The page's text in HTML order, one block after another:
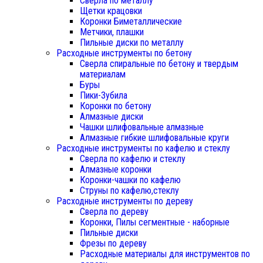
Щетки крацовки
Коронки Биметаллические
Метчики, плашки
Пильные диски по металлу
Расходные инструменты по бетону
Сверла спиральные по бетону и твердым
материалам
Буры
Пики-Зубила
Коронки по бетону
Алмазные диски
Чашки шлифовальные алмазные
Алмазные гибкие шлифовальные круги
Расходные инструменты по кафелю и стеклу
Сверла по кафелю и стеклу
Алмазные коронки
Коронки-чашки по кафелю
Струны по кафелю,стеклу
Расходные инструменты по дереву
Сверла по дереву
Коронки, Пилы сегментные - наборные
Пильные диски
Фрезы по дереву
Расходные материалы для инструментов по